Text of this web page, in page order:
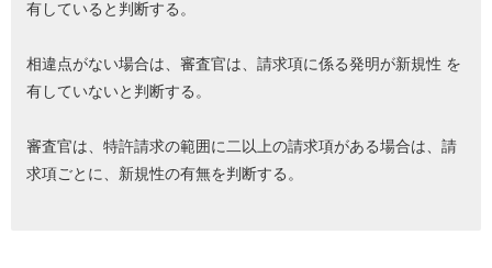
有していると判断する。
相違点がない場合は、審査官は、請求項に係る発明が新規性 を
有していないと判断する。
審査官は、特許請求の範囲に二以上の請求項がある場合は、請
求項ごとに、新規性の有無を判断する。